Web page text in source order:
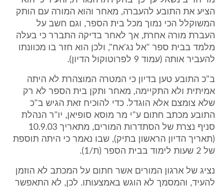
הציע את התובע להעברה, מאחר והוא המורה עם הותק
המשוקלל הכי נמוך מכל בית הספר, וגם חשב על
העברת מורה אחרת, אך לאחר בדיקה התברר כי בעלה
מלמד בבית ספר "אל נג'אח", ולכן הוא חזר בו מכוונתו
להעביר אותה (עמוד 9 לפרוטוקול הדיון).
ב"כ התובע טען בדיון כי המטרה המוצהרת לא היתה
אמיתית ולא התקיימה, מאחר ותקן בית הספר לא רק
שלא צומצם אלא הוגדל. כדי להוכיח זאת הגיש ב"כ
התובע מכתב חתום ע"י מר מוסא סופיאן, יו"ר הנהלת
סניף נצרת של הסתדרות המורים, מתאריך 10.9.03
(תאריך הדיון הראשון בתיק), שבו נאמר כי היתה תוספת
של 2 שעות לימוד בבית הספר (ת/1).
נציג של ארגון המורים אשר חתום על המכתב לא הוזמן
להעיד, והמסמך לא הוגש באמצעותו. לכן, לא התאפשר